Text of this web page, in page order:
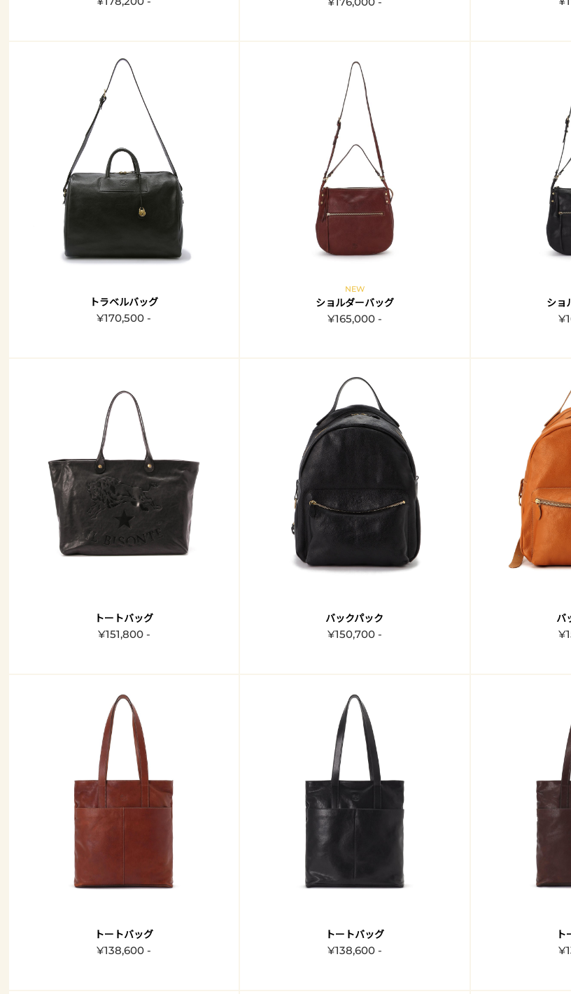
トラベルバッグ
¥170,500 -
NEW
ショルダーバッグ
¥165,000 -
ショ
トートバッグ
¥151,800 -
バックパック
¥150,700 -
バ
トートバッグ
¥138,600 -
トートバッグ
¥138,600 -
ト